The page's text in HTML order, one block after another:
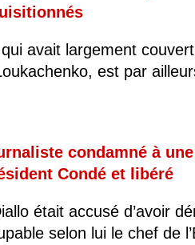
avait largement
est par
condamné à
Condé et libéré
était accusé d’avoir
selon lui le chef de